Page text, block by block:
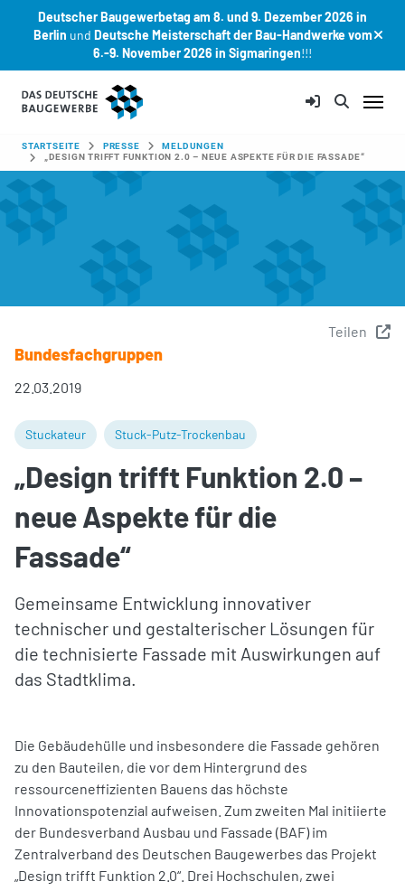
Deutscher Baugewerbetag am 8. und 9. Dezember 2026 in
Berlin und Deutsche Meisterschaft der Bau-Handwerke vom
6.-9. November 2026 in Sigmaringen!!!
Zum Hauptinhalt springen
SIE SIND HIER:
STARTSEITE PRESSE
MELDUNGEN
„DESIGN TRIFFT FUNKTION 2.0 – NEUE ASPEKTE FÜR DIE FASSADE“
Teilen
Bundesfachgruppen
22.03.2019
Stuckateur Stuck-Putz-Trockenbau
„Design trifft Funktion 2.0 –
neue Aspekte für die
Fassade“
Gemeinsame Entwicklung innovativer
technischer und gestalterischer Lösungen für
die technisierte Fassade mit Auswirkungen auf
das Stadtklima.
Die Gebäudehülle und insbesondere die Fassade gehören
zu den Bauteilen, die vor dem Hintergrund des
ressourceneffizienten Bauens das höchste
Innovationspotenzial aufweisen. Zum zweiten Mal initiierte
der Bundesverband Ausbau und Fassade (BAF) im
Zentralverband des Deutschen Baugewerbes das Projekt
„Design trifft Funktion 2.0“. Drei Hochschulen, zwei